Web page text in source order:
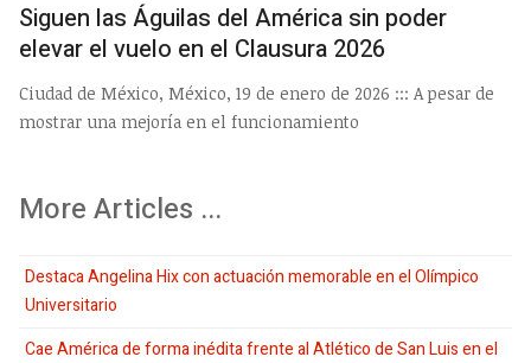
Siguen las Águilas del América sin poder
elevar el vuelo en el Clausura 2026
Ciudad de México, México, 19 de enero de 2026 ::: A pesar de
mostrar una mejoría en el funcionamiento
More Articles ...
Destaca Angelina Hix con actuación memorable en el Olímpico
Universitario
Cae América de forma inédita frente al Atlético de San Luis en el